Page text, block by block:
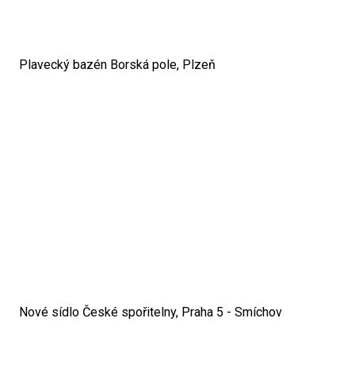
Plavecký bazén Borská pole, Plzeň
Nové sídlo České spořitelny, Praha 5 - Smíchov